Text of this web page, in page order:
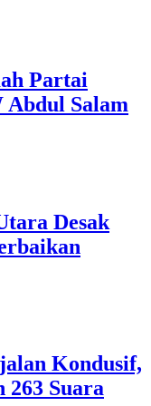
Partai
Abdul Salam
Desak
Kondusif,
263 Suara